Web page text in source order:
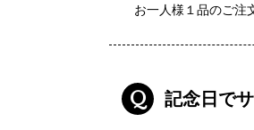
お一人様１品のご注
Q 記念日で